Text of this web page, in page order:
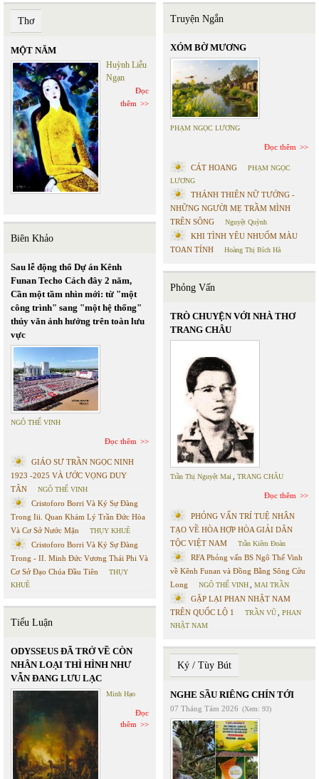
Thơ
MỘT NĂM
Huỳnh Liễu
Ngạn
Đọc
thêm
Biên Khảo
Sau lễ động thổ Dự án Kênh
Funan Techo Cách đây 2 năm,
Cần một tầm nhìn mới: từ "một
công trình" sang "một hệ thống"
thủy văn ảnh hưởng trên toàn lưu
vực
NGÔ THẾ VINH
Đọc thêm
GIÁO SƯ TRẦN NGỌC NINH
1923 -2025 VÀ ƯỚC VỌNG DUY
TÂN
NGÔ THẾ VINH
Cristoforo Borri Và Ký Sự Đàng
Trong Iii. Quan Khám Lý Trần Đức Hòa
Và Cơ Sở Nước Mặn
THỤY KHUÊ
Cristoforo Borri Và Ký Sự Đàng
Trong - II. Minh Đức Vương Thái Phi Và
Cơ Sở Đạo Chúa Đầu Tiên
THỤY
KHUÊ
Tiểu Luận
ODYSSEUS ĐÃ TRỞ VỀ CÒN
NHÂN LOẠI THÌ HÌNH NHƯ
VẪN ĐANG LƯU LẠC
Minh Hạo
Đọc
thêm
Truyện Ngắn
XÓM BỜ MƯƠNG
PHẠM NGỌC LƯƠNG
Đọc thêm
CÁT HOANG
PHẠM NGỌC
LƯƠNG
THÁNH THIÊN NỮ TƯỚNG -
NHỮNG NGƯỜI MẸ TRẦM MÌNH
TRÊN SÔNG
Nguyệt Quỳnh
KHI TÌNH YÊU NHUỐM MÀU
TOAN TÍNH
Hoàng Thị Bích Hà
Phỏng Vấn
TRÒ CHUYỆN VỚI NHÀ THƠ
TRANG CHÂU
Trần Thị Nguyệt Mai TRANG CHÂU
Đọc thêm
PHỎNG VẤN TRÍ TUỆ NHÂN
TẠO VỀ HÒA HỢP HÒA GIẢI DÂN
TỘC VIỆT NAM
Trần Kiêm Đoàn
RFA Phỏng vấn BS Ngô Thế Vinh
về Kênh Funan và Đồng Bằng Sông Cửu
Long
NGÔ THẾ VINH MAI TRẦN
GẶP LẠI PHAN NHẬT NAM
TRÊN QUỐC LỘ 1
TRẦN VŨ
PHAN
NHẬT NAM
Ký / Tùy Bút
NGHE SẦU RIÊNG CHÍN TỚI
07 Tháng Tám 2026 (Xem: 93)